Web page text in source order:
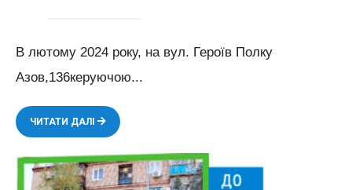
В лютому 2024 року, на вул. Героїв Полку
Азов,136керуючою...
ЧИТАТИ ДАЛІ
ВИКОНАНІ
РОБОТИ
ПО
РЕМОНТУ
РУЛОННОЇ